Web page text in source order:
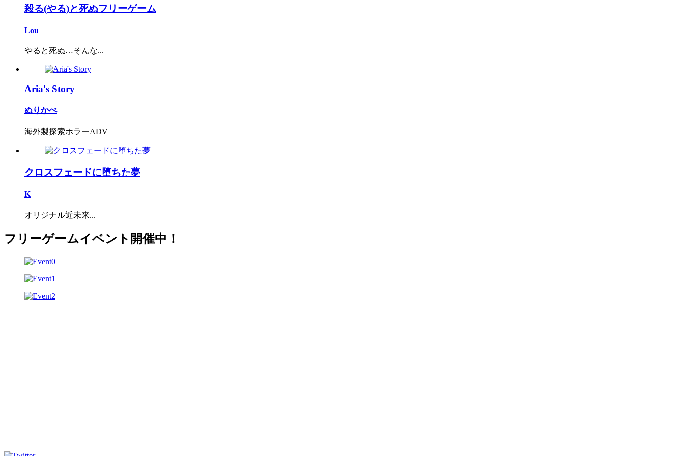
殺る(やる)と死ぬフリーゲーム
Lou
やると死ぬ…そんな...
Aria's Story
ぬりかべ
海外製探索ホラーADV
クロスフェードに堕ちた夢
K
オリジナル近未来...
フリーゲームイベント開催中！